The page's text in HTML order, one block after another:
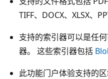
TIFF、DOCX、XLSX、
支持的索引器可以是任
器。 这些索引器包括
此功能门户体验支持的